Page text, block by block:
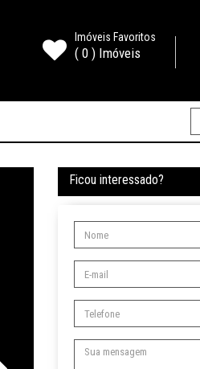
Imóveis Favoritos
( 0) Imóveis
Ficou interessado?